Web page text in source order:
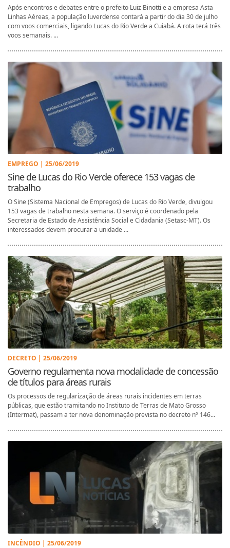
Após encontros e debates entre o prefeito Luiz Binotti e a empresa Asta
Linhas Aéreas, a população luverdense contará a partir do dia 30 de julho
com voos comerciais, ligando Lucas do Rio Verde a Cuiabá. A rota terá três
voos semanais. ...
EMPREGO | 25/06/2019
Sine de Lucas do Rio Verde oferece 153 vagas de
trabalho
O Sine (Sistema Nacional de Empregos) de Lucas do Rio Verde, divulgou
153 vagas de trabalho nesta semana. O serviço é coordenado pela
Secretaria de Estado de Assistência Social e Cidadania (Setasc-MT). Os
interessados devem procurar a unidade ...
DECRETO | 25/06/2019
Governo regulamenta nova modalidade de concessão
de títulos para áreas rurais
Os processos de regularização de áreas rurais incidentes em terras
públicas, que estão tramitando no Instituto de Terras de Mato Grosso
(Intermat), passam a ter nova denominação prevista no decreto nº 146...
INCÊNDIO | 25/06/2019